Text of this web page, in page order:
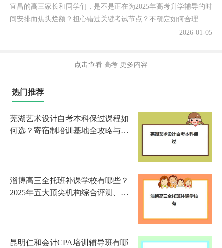
宜昌的高三家长和同学们，是不是正在为2025年高考升学辅导的时
间安排而焦头烂额？担心错过关键考试节点？不确定如何合理规划
复习节奏？别急！作为深耕教育领域多年的博主，今天结...2026-01-05
点击查看 高考 更多内容
热门推荐
芜湖艺术设计自考本科保过课程如
何选？寄宿制培训基地全攻略与择
淄博高三全托班补课学校有哪些？
2025年五大顶尖机构综合评测、师
昆明仁和会计CPA培训辅导班有哪